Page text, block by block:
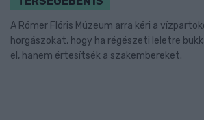
A Rómer Flóris Múzeum arra kéri a
horgászokat, hogy ha régészeti leletre
el, hanem értesítsék a szakembereket.